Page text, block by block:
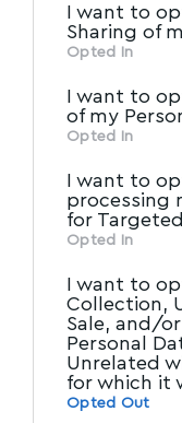
of downstream
information
Participantsthat
other third
I want to
Sharing of
Opted In
I want to
of my
Opted In
I want to
processing
for
Opted In
I want to
Collection,
Sale, and/
Personal
Unrelated
for which it
Opted Out